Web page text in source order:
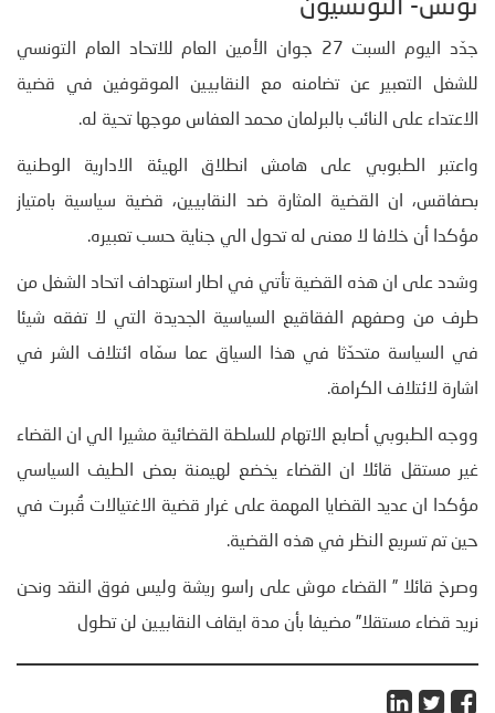
تونس- التونسيون
جدّد اليوم السبت 27 جوان الأمين العام للاتحاد العام التونسي
للشغل التعبير عن تضامنه مع النقابيين الموقوفين في قضية
الاعتداء على النائب بالبرلمان محمد العفاس موجها تحية له.
واعتبر الطبوبي على هامش انطلاق الهيئة الادارية الوطنية
بصفاقس، ان القضية المثارة ضد النقابيين، قضية سياسية بامتياز
مؤكدا أن خلافا لا معنى له تحول الي جناية حسب تعبيره.
وشدد على ان هذه القضية تأتي في اطار استهداف اتحاد الشغل من
طرف من وصفهم الفقاقيع السياسية الجديدة التي لا تفقه شيئا
في السياسة متحدّثا في هذا السياق عما سمّاه ائتلاف الشر في
اشارة لائتلاف الكرامة.
ووجه الطبوبي أصابع الاتهام للسلطة القضائية مشيرا الي ان القضاء
غير مستقل قائلا ان القضاء يخضع لهيمنة بعض الطيف السياسي
مؤكدا ان عديد القضايا المهمة على غرار قضية الاغتيالات قُبرت في
حين تم تسريع النظر في هذه القضية.
وصرخ قائلا ” القضاء موش على راسو ريشة وليس فوق النقد ونحن
نريد قضاء مستقلا” مضيفا بأن مدة ايقاف النقابيين لن تطول